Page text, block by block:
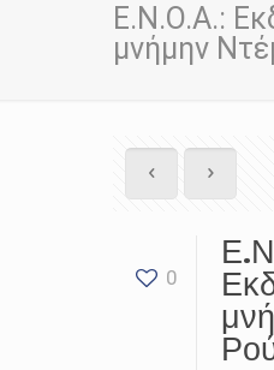
Ε.Ν.Ο.Α.:
μνήμην
0